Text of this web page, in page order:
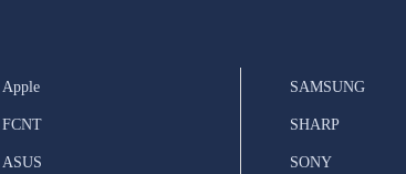
Apple
FCNT
ASUS
SAMSUNG
SHARP
SONY